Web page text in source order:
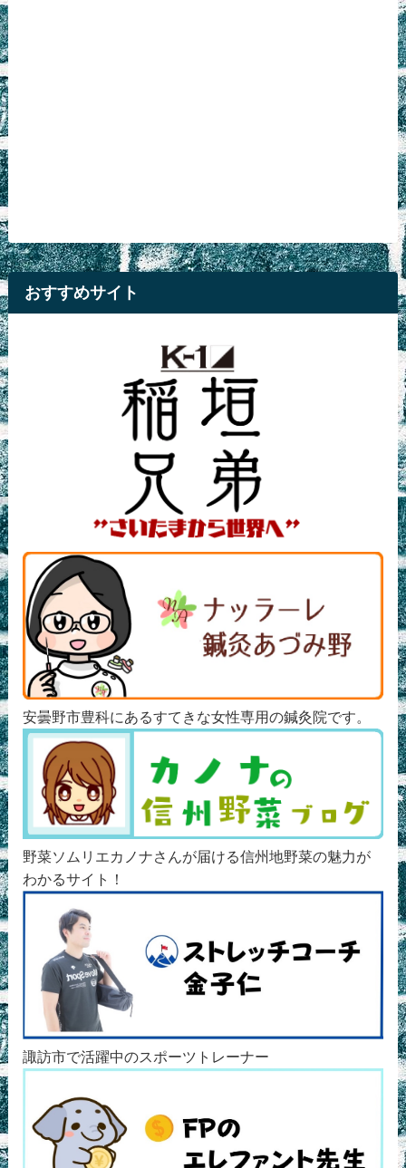
おすすめサイト
安曇野市豊科にあるすてきな女性専用の鍼灸院です。
野菜ソムリエカノナさんが届ける信州地野菜の魅力が
わかるサイト！
諏訪市で活躍中のスポーツトレーナー